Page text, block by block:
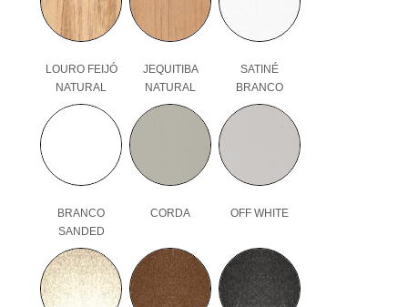
LOURO FEIJÓ
NATURAL
JEQUITIBA
NATURAL
SATINÉ
BRANCO
BRANCO
SANDED
CORDA OFF WHITE